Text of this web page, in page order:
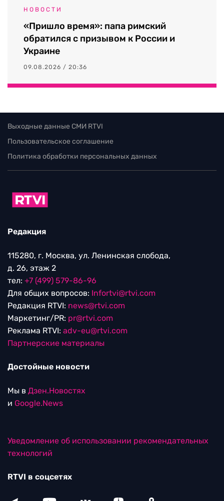
НОВОСТИ
«Пришло время»: папа римский
обратился с призывом к России и
Украине
09.08.2026 / 20:36
Выходные данные СМИ RTVI
Пользовательское соглашение
Политика обработки персональных данных
Редакция
115280, г. Москва, ул. Ленинская слобода,
д. 26, этаж 2
тел: +7 (499) 579-86-96
Для общих вопросов: Infortvi@rtvi.com
Редакция RTVI: news@rtvi.com
Маркетинг/PR: pr@rtvi.com
Реклама RTVI: adv-eu@rtvi.com
Партнерские материалы
Достойные новости
Мы в Дзен.Новостях
и Google.News
Уведомление об использовании рекомендательных
технологий
RTVI в соцсетях